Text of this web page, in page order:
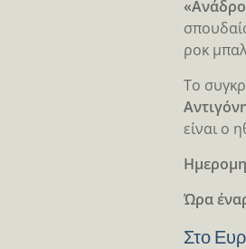
ροκ
To
είναι ο
Ώρα
Στο